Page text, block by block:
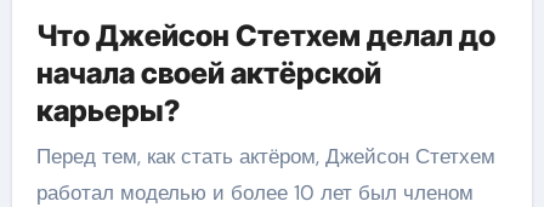
Что Джейсон Стетхем делал до
начала своей актёрской
карьеры?
Перед тем, как стать актёром, Джейсон Стетхем
работал моделью и более 10 лет был членом